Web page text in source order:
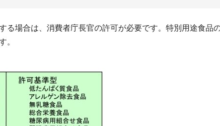
場合は、消費者庁長官の許可が必要です。特別用途食品
。